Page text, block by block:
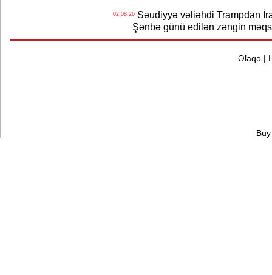
02.08.26Səudiyyə vəliəhdi Trampdan
Şənbə günü edilən zəngin
Əlaqə|